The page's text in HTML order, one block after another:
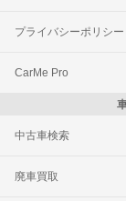
プライバシーポリシー
CarMe Pro
中古車検索
廃車買取